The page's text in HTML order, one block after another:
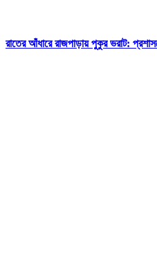
রাতের আঁধারে রাজপাড়ায় পুকুর ভরাট: